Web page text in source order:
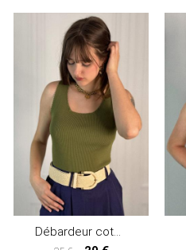
Débardeur coton côtelé HAITI